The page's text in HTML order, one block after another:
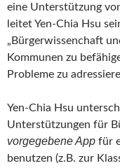
eine Unterstützung
leitet Yen-Chia Hsu
„Bürgerwissenchaft
Kommunen zu
Probleme zu
Yen-Chia Hsu
Unterstützungen für
vorgegebene App für
benutzen (z.B. zur